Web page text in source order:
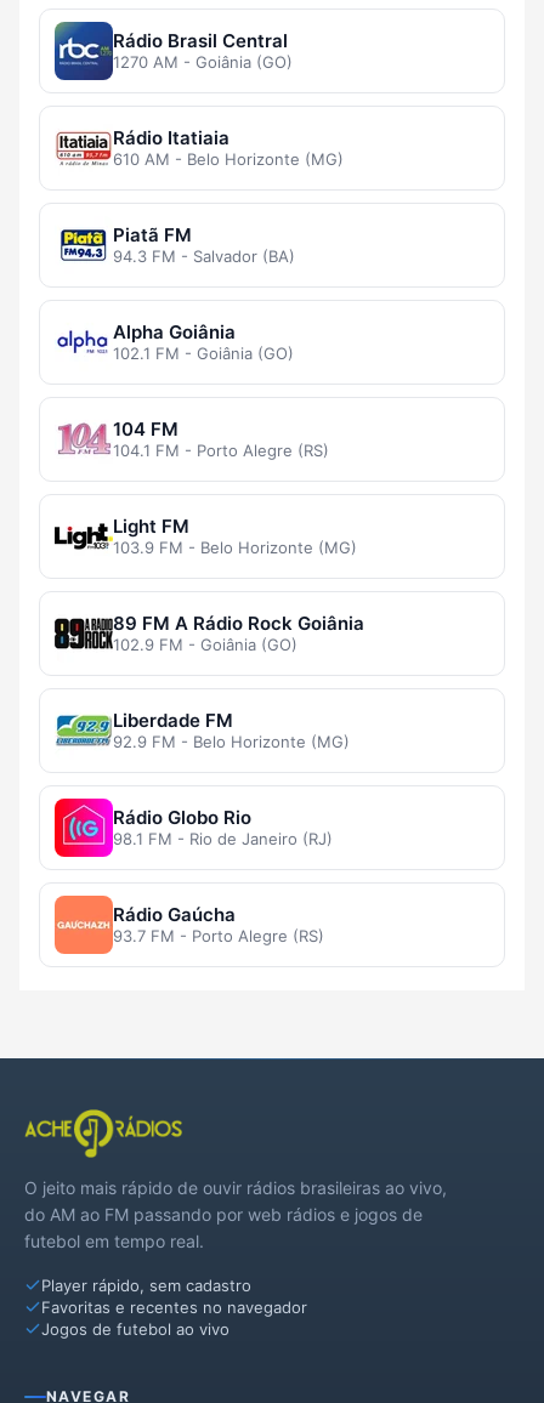
Rádio Brasil Central
1270 AM - Goiânia (GO)
Rádio Itatiaia
610 AM - Belo Horizonte (MG)
Piatã FM
94.3 FM - Salvador (BA)
Alpha Goiânia
102.1 FM - Goiânia (GO)
104 FM
104.1 FM - Porto Alegre (RS)
Light FM
103.9 FM - Belo Horizonte (MG)
89 FM A Rádio Rock Goiânia
102.9 FM - Goiânia (GO)
Liberdade FM
92.9 FM - Belo Horizonte (MG)
Rádio Globo Rio
98.1 FM - Rio de Janeiro (RJ)
Rádio Gaúcha
93.7 FM - Porto Alegre (RS)
O jeito mais rápido de ouvir rádios brasileiras ao vivo,
do AM ao FM passando por web rádios e jogos de
futebol em tempo real.
Player rápido, sem cadastro
Favoritas e recentes no navegador
Jogos de futebol ao vivo
NAVEGAR